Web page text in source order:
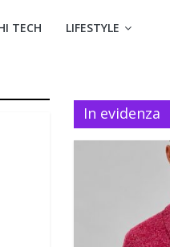
TECH LIFESTYLE
In evidenza